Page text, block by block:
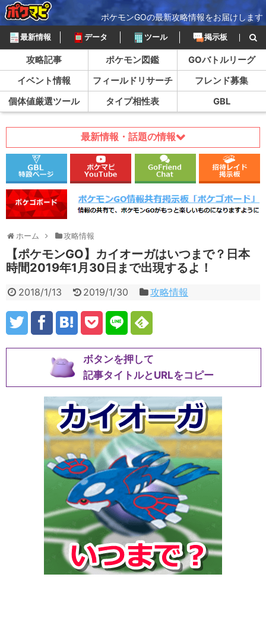
ポケモンGOの最新攻略情報をお届けします
最新情報 データ ツール 掲示板
攻略記事 ポケモン図鑑
GOバトルリーグ
イベント情報
フィールドリサーチ
フレンド募集
個体値厳選ツール
タイプ相性表 GBL
最新情報・話題の情報
ホーム 攻略情報
【ポケモンGO】カイオーガはいつまで？日本
時間2019年1月30日まで出現するよ！
2018/1/13 2019/1/30 攻略情報
ボタンを押して
記事タイトルとURLをコピー